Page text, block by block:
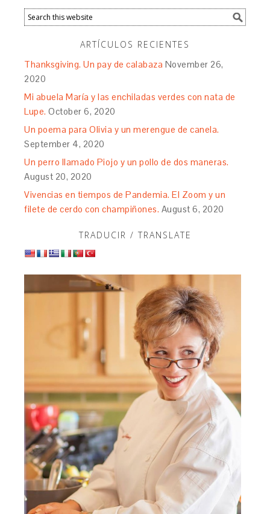
ARTÍCULOS RECIENTES
Thanksgiving. Un pay de calabaza November 26,
2020
Mi abuela María y las enchiladas verdes con nata de
Lupe. October 6, 2020
Un poema para Olivia y un merengue de canela.
September 4, 2020
Un perro llamado Piojo y un pollo de dos maneras.
August 20, 2020
Vivencias en tiempos de Pandemia. El Zoom y un
filete de cerdo con champiñones. August 6, 2020
TRADUCIR / TRANSLATE